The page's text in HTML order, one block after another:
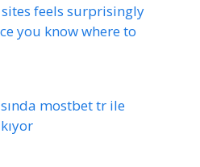
feels surprisingly
you know where to
mostbet tr ile